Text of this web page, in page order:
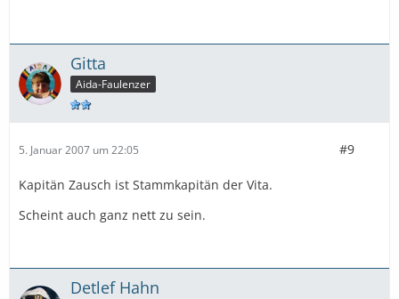
Gitta
Aida-Faulenzer
5. Januar 2007 um 22:05 #9
Kapitän Zausch ist Stammkapitän der Vita.
Scheint auch ganz nett zu sein.
Detlef Hahn